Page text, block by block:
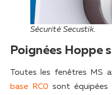
Sécurité Secustik.
Poignées Hoppe
Toutes les fenêtres MS
base RC0 sont